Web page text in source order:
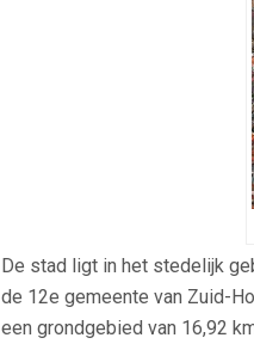
De stad ligt in het stedelijk
de 12e gemeente van Zuid-
een grondgebied van 16,92